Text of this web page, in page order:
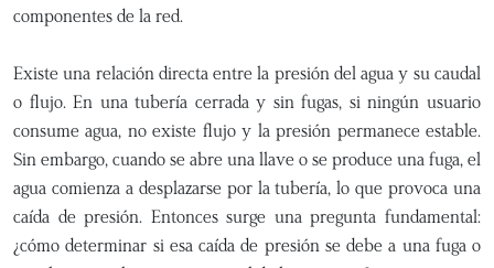
componentes de la red.
Existe una relación directa entre la presión del agua y su caudal
o flujo. En una tubería cerrada y sin fugas, si ningún usuario
consume agua, no existe flujo y la presión permanece estable.
Sin embargo, cuando se abre una llave o se produce una fuga, el
agua comienza a desplazarse por la tubería, lo que provoca una
caída de presión. Entonces surge una pregunta fundamental:
¿cómo determinar si esa caída de presión se debe a una fuga o